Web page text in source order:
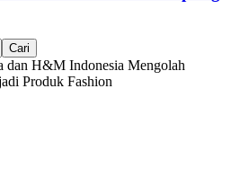
dan H&M Indonesia Mengolah
Produk Fashion